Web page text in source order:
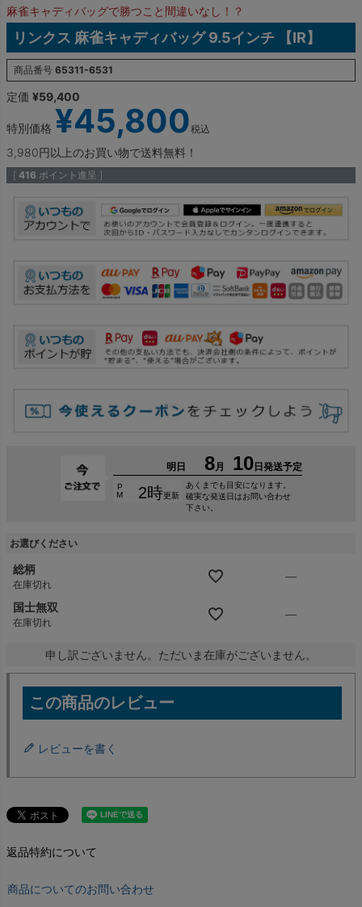
麻雀キャディバッグで勝つこと間違いなし！？
リンクス 麻雀キャディバッグ 9.5インチ 【IR】
商品番号 65311-6531
定価 ¥59,400
特別価格 ¥45,800税込
3,980円以上のお買い物で送料無料！
[ 416 ポイント進呈 ]
お選びください
総柄
在庫切れ
—
国士無双
在庫切れ
—
申し訳ございません。ただいま在庫がございません。
レビューを書く
返品特約について
商品についてのお問い合わせ